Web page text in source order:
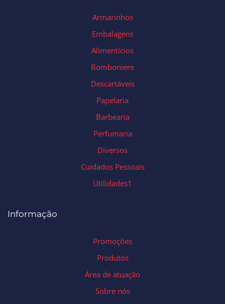
Armarinhos
Embalagens
Alimentícios
Bomboniere
Descartáveis
Papelaria
Barbearia
Perfumaria
Diversos
Cuidados Pessoais
Utilidades1
Informação
Promoções
Produtos
Área de atuação
Sobre nós